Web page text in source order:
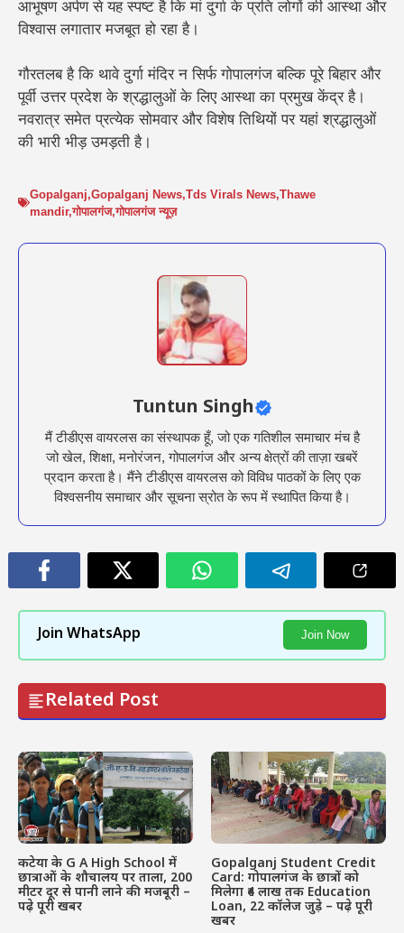
आभूषण अर्पण से यह स्पष्ट है कि मां दुर्गा के प्रति लोगों की आस्था और
विश्वास लगातार मजबूत हो रहा है।
गौरतलब है कि थावे दुर्गा मंदिर न सिर्फ गोपालगंज बल्कि पूरे बिहार और
पूर्वी उत्तर प्रदेश के श्रद्धालुओं के लिए आस्था का प्रमुख केंद्र है।
नवरात्र समेत प्रत्येक सोमवार और विशेष तिथियों पर यहां श्रद्धालुओं
की भारी भीड़ उमड़ती है।
Gopalganj,Gopalganj News,Tds Virals News,Thawe
mandir,गोपालगंज,गोपालगंज न्यूज़
Tuntun Singh
मैं टीडीएस वायरलस का संस्थापक हूँ, जो एक गतिशील समाचार मंच है
जो खेल, शिक्षा, मनोरंजन, गोपालगंज और अन्य क्षेत्रों की ताज़ा खबरें
प्रदान करता है। मैंने टीडीएस वायरलस को विविध पाठकों के लिए एक
विश्वसनीय समाचार और सूचना स्रोत के रूप में स्थापित किया है।
Join WhatsApp Join Now
Related Post
कटेया के G A High School में
छात्राओं के शौचालय पर ताला, 200
मीटर दूर से पानी लाने की मजबूरी –
पढ़े पूरी खबर
Gopalganj Student Credit
Card: गोपालगंज के छात्रों को
मिलेगा ₹4 लाख तक Education
Loan, 22 कॉलेज जुड़े – पढ़े पूरी
खबर